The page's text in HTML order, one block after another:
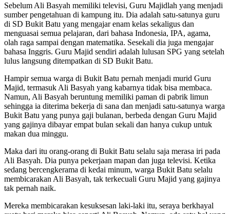
Sebelum Ali Basyah memiliki televisi, Guru Majidlah yang menjadi
sumber pengetahuan di kampung itu. Dia adalah satu-satunya guru
di SD Bukit Batu yang mengajar enam kelas sekaligus dan
menguasai semua pelajaran, dari bahasa Indonesia, IPA, agama,
olah raga sampai dengan matematika. Sesekali dia juga mengajar
bahasa Inggris. Guru Majid sendiri adalah lulusan SPG yang setelah
lulus langsung ditempatkan di SD Bukit Batu.
Hampir semua warga di Bukit Batu pernah menjadi murid Guru
Majid, termasuk Ali Basyah yang kabarnya tidak bisa membaca.
Namun, Ali Basyah beruntung memiliki paman di pabrik limun
sehingga ia diterima bekerja di sana dan menjadi satu-satunya warga
Bukit Batu yang punya gaji bulanan, berbeda dengan Guru Majid
yang gajinya dibayar empat bulan sekali dan hanya cukup untuk
makan dua minggu.
Maka dari itu orang-orang di Bukit Batu selalu saja merasa iri pada
Ali Basyah. Dia punya pekerjaan mapan dan juga televisi. Ketika
sedang bercengkerama di kedai minum, warga Bukit Batu selalu
membicarakan Ali Basyah, tak terkecuali Guru Majid yang gajinya
tak pernah naik.
Mereka membicarakan kesuksesan laki-laki itu, seraya berkhayal